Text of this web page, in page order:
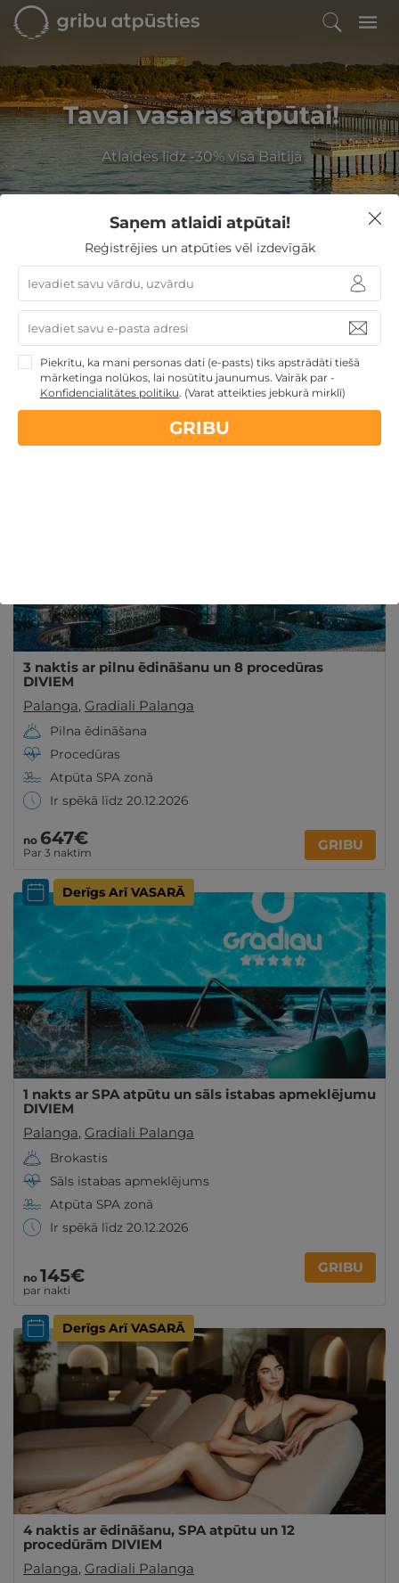
Tavai vasaras atpūtai!
Atlaides līdz -30% visā Baltijā
Filtrēt
GribuAtpusties
Gradiali Palanga
Palanga 9,0/10
Sanatorija "Gradiali" nodrošina lielisku vairāku nakšu
atpūtu. Komfortabli numuriņi, maltītes, labsajūtas
procedūras. Iegādājieties ceļazīmi!
3 naktis ar pilnu ēdināšanu un 8 procedūras
DIVIEM
Palanga, Gradiali Palanga
Pilna ēdināšana
Procedūras
Atpūta SPA zonā
Ir spēkā līdz 20.12.2026
no 647€
Par 3 naktīm GRIBU
Derīgs Arī VASARĀ
1 nakts ar SPA atpūtu un sāls istabas apmeklējumu
DIVIEM
Palanga, Gradiali Palanga
Brokastis
Sāls istabas apmeklējums
Atpūta SPA zonā
Ir spēkā līdz 20.12.2026
no 145€
par nakti
GRIBU
Derīgs Arī VASARĀ
4 naktis ar ēdināšanu, SPA atpūtu un 12
procedūrām DIVIEM
Palanga, Gradiali Palanga
Saņem atlaidi atpūtai!
Reģistrējies un atpūties vēl izdevīgāk
Piekrītu, ka mani personas dati (e-pasts) tiks apstrādāti tiešā
mārketinga nolūkos, lai nosūtītu jaunumus. Vairāk par -
Konfidencialitātes politiku. (Varat atteikties jebkurā mirklī)
GRIBU